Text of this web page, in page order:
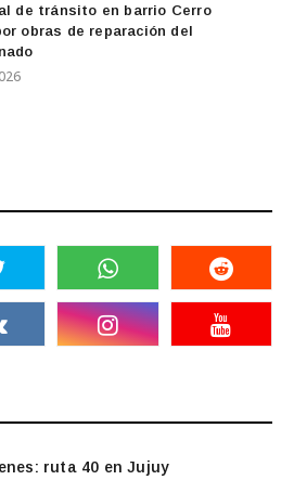
de tránsito en barrio Cerro
obras de reparación del
ruta 40 en Jujuy